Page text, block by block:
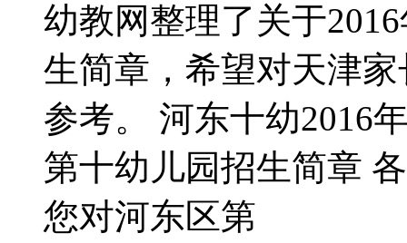
幼教网整理了关于
生简章，希望对天津
参考。 河东十幼2016
第十幼儿园招生简章
您对河东区第